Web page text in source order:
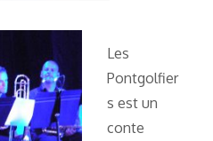
Les
Pontgolfier
s est un
conte